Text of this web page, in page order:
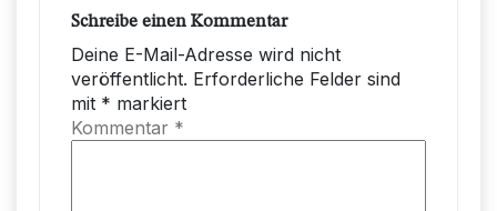
Schreibe einen Kommentar
Deine E-Mail-Adresse wird nicht
veröffentlicht. Erforderliche Felder sind
mit * markiert
Kommentar *